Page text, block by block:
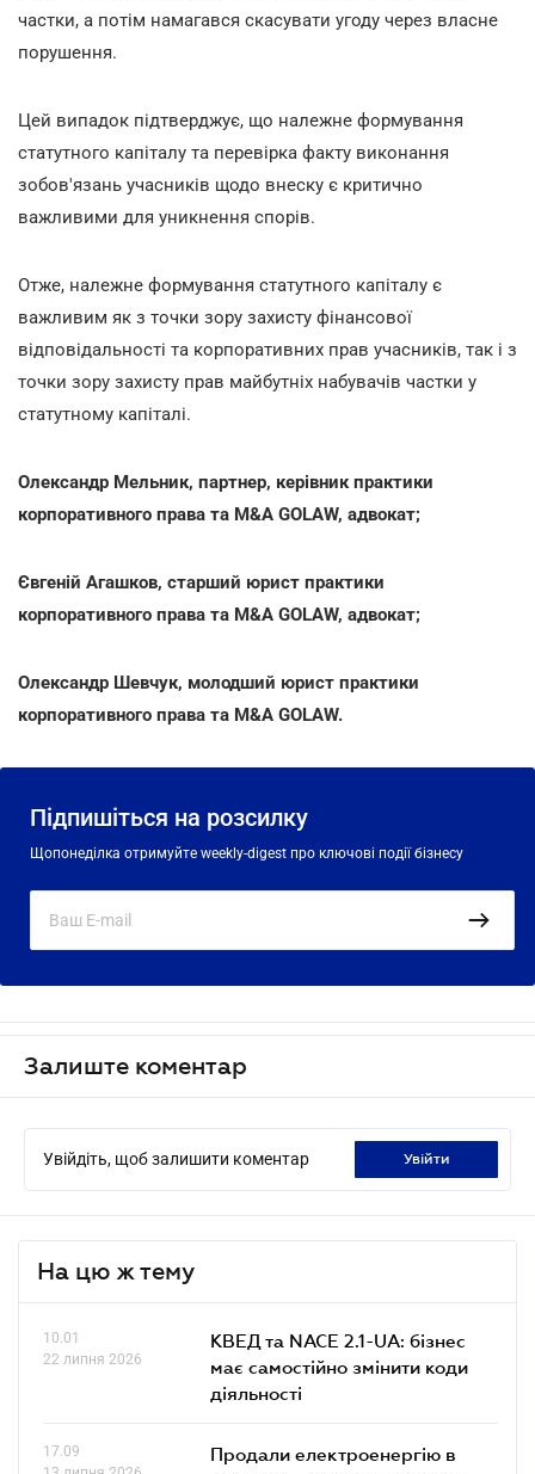
частки, а потім намагався скасувати угоду через власне
порушення.
Цей випадок підтверджує, що належне формування
статутного капіталу та перевірка факту виконання
зобов'язань учасників щодо внеску є критично
важливими для уникнення спорів.
Отже, належне формування статутного капіталу є
важливим як з точки зору захисту фінансової
відповідальності та корпоративних прав учасників, так і з
точки зору захисту прав майбутніх набувачів частки у
статутному капіталі.
Олександр Мельник, партнер, керівник практики
корпоративного права та M&A GOLAW, адвокат;
Євгеній Агашков, старший юрист практики
корпоративного права та M&A GOLAW, адвокат;
Олександр Шевчук, молодший юрист практики
корпоративного права та M&A GOLAW.
Підпишіться на розсилку
Щопонеділка отримуйте weekly-digest про ключові події бізнесу
Залиште коментар
Увійдіть, щоб залишити коментар увійти
На цю ж тему
10.01
22 липня 2026
КВЕД та NACE 2.1-UA: бізнес
має самостійно змінити коди
діяльності
17.09
Продали електроенергію в